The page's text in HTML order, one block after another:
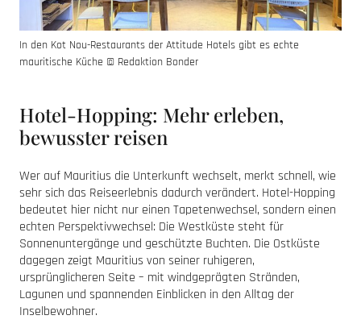
In den Kot Nou-Restaurants der Attitude Hotels gibt es echte
mauritische Küche © Redaktion Bonder
Hotel-Hopping: Mehr erleben,
bewusster reisen
Wer auf Mauritius die Unterkunft wechselt, merkt schnell, wie
sehr sich das Reiseerlebnis dadurch verändert. Hotel-Hopping
bedeutet hier nicht nur einen Tapetenwechsel, sondern einen
echten Perspektivwechsel: Die Westküste steht für
Sonnenuntergänge und geschützte Buchten. Die Ostküste
dagegen zeigt Mauritius von seiner ruhigeren,
ursprünglicheren Seite – mit windgeprägten Stränden,
Lagunen und spannenden Einblicken in den Alltag der
Inselbewohner.